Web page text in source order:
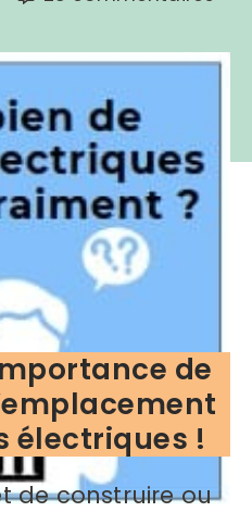
de
électriques !
de construire ou